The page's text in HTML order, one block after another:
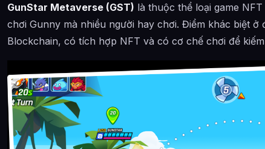
GunStar Metaverse (GST) là thuộc thể loại game
chơi Gunny mà nhiều người hay chơi. Điểm khác biệt
Blockchain, có tích hợp NFT và có cơ chế chơi để